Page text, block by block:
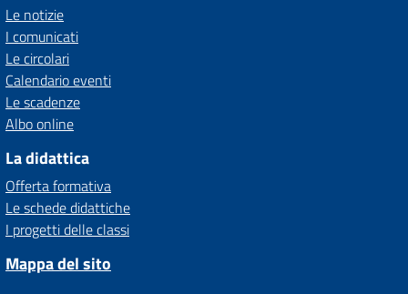
Le notizie
I comunicati
Le circolari
Calendario eventi
Le scadenze
Albo online
La didattica
Offerta formativa
Le schede didattiche
I progetti delle classi
Mappa del sito